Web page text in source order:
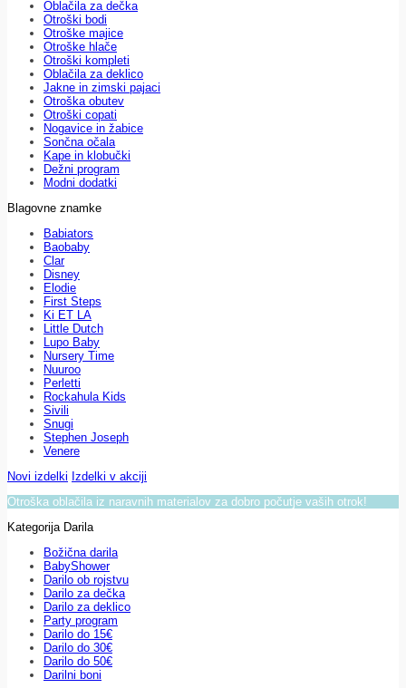
Oblačila za dečka
Otroški bodi
Otroške majice
Otroške hlače
Otroški kompleti
Oblačila za deklico
Jakne in zimski pajaci
Otroška obutev
Otroški copati
Nogavice in žabice
Sončna očala
Kape in klobučki
Dežni program
Modni dodatki
Blagovne znamke
Babiators
Baobaby
Clar
Disney
Elodie
First Steps
Ki ET LA
Little Dutch
Lupo Baby
Nursery Time
Nuuroo
Perletti
Rockahula Kids
Sivili
Snugi
Stephen Joseph
Venere
Novi izdelki Izdelki v akciji
Otroška oblačila iz naravnih materialov za dobro počutje vaših otrok!
Kategorija Darila
Božična darila
BabyShower
Darilo ob rojstvu
Darilo za dečka
Darilo za deklico
Party program
Darilo do 15€
Darilo do 30€
Darilo do 50€
Darilni boni